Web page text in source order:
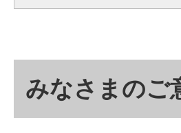
みなさまのご